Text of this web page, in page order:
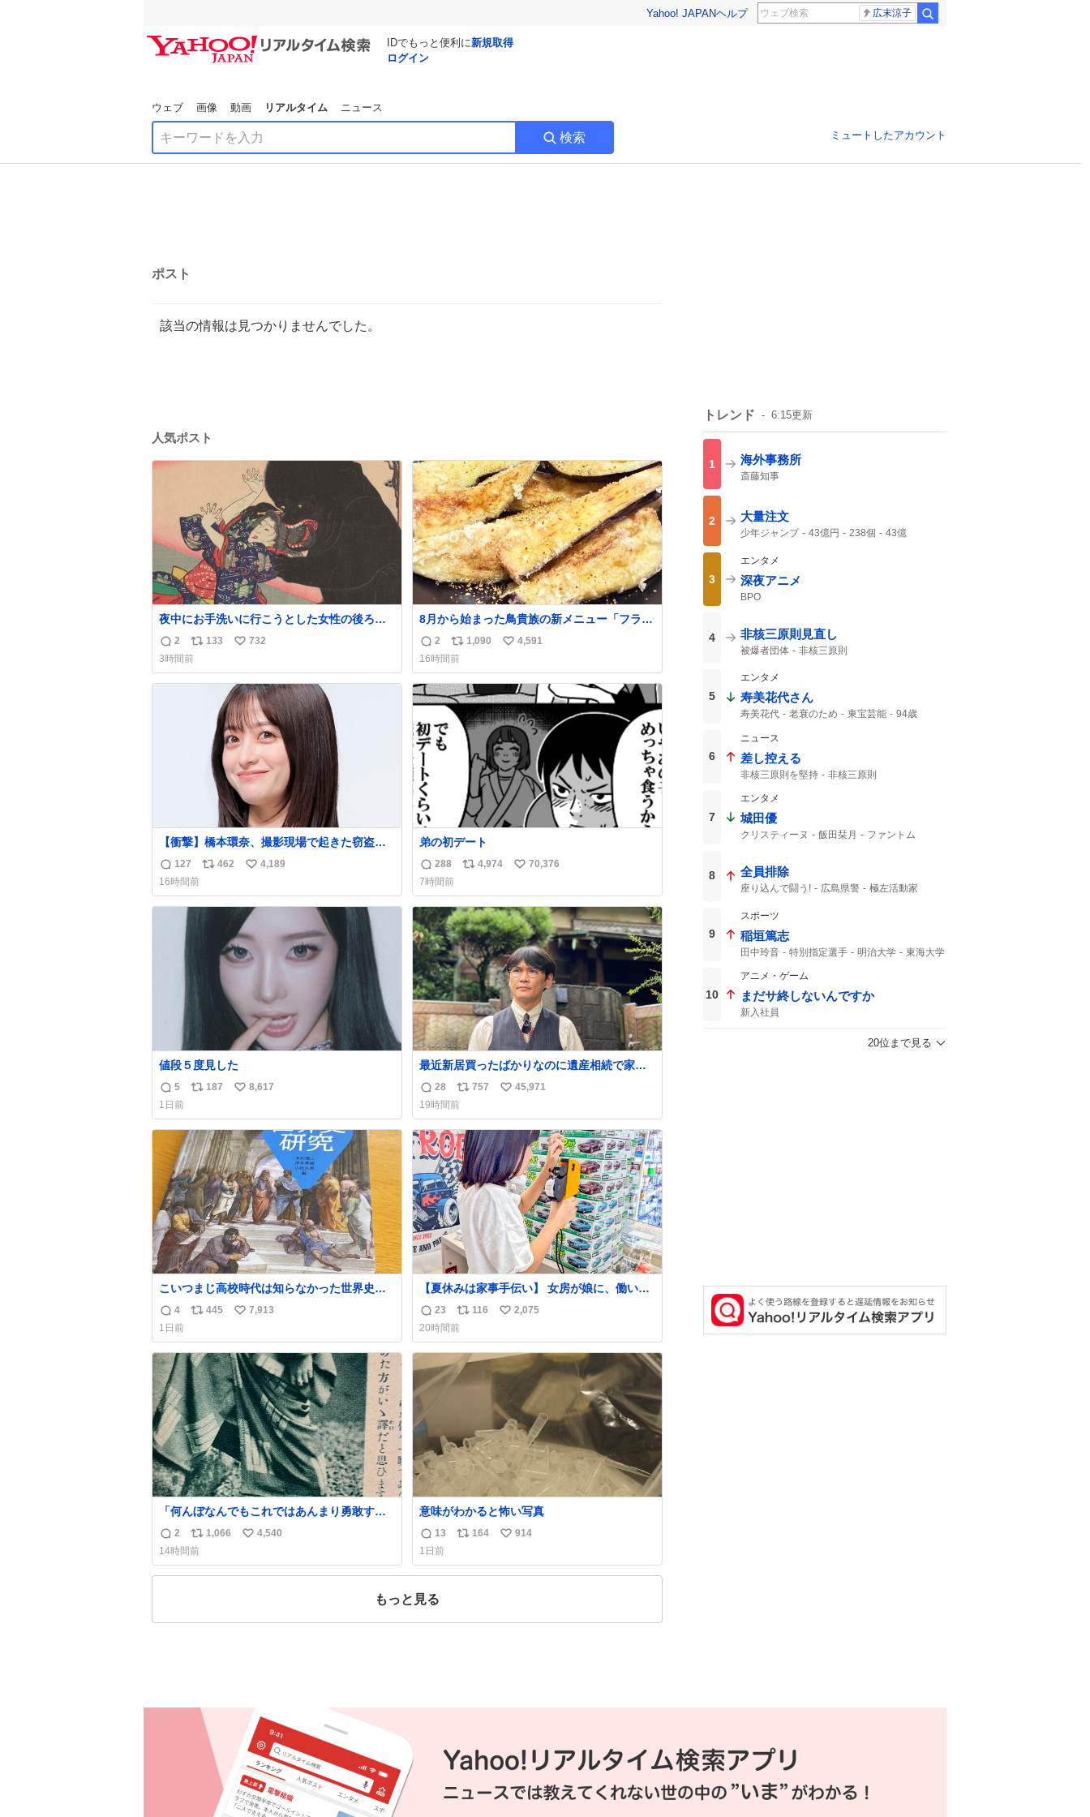
Yahoo! JAPANヘルプ 広末涼子
IDでもっと便利に新規取得
ログイン
ウェブ 画像 動画 リアルタイム ニュース
検索 ミュートしたアカウント
ポスト
該当の情報は見つかりませんでした。
人気ポスト
夜中にお手洗いに行こうとした女性の後ろに
突如現れ、髪の毛にガブリと嚙みついたの
は、「髪切」という真っ黒なモンスター。顔
をアップでみるとちょっと怖い、正体不明の
キャラクターです。原宿の太田記念美術館で
開催中の「アニマル＆モンスター」展にて
8/23まで展示しています。
返
信
数
2
リ
ポ
ス
133
い
ね
数
732
3時間前
8月から始まった鳥貴族の新メニュー「フライ
返
信
数
2
リ
ポ
ス
ト
数
1,090
い
ね
数
4,591
16時間前
【衝撃】橋本環奈、撮影現場で起きた窃盗事
件を明かす「警察が来てました」
news.livedoor.com/article/detail… 橋本は
「撮影現場で照明さんのケーブルが盗まれ
て…。廃工場とかで撮影してたんですけど。
警察が来てました」と述懐。専門家も「銅の
価値が上がってるんですよね…」と反応し
返
信
数
127
リ
ス
462
い
ね
数
4,189
16時間前
弟の初デート
返
信
数
288
リ
ス
ト
数
4,974
い
ね
数
70,376
7時間前
値段５度見した
返
信
数
5
リ
ス
ト
数
187
い
ね
数
8,617
1日前
最近新居買ったばかりなのに遺産相続で家も
らっちゃった長男
返
信
数
28
リ
ポ
ス
ト
数
757
い
ね
数
45,971
19時間前
こいつまじ高校時代は知らなかった世界史が
溢れすぎてて𝑩𝑰𝑮 𝑳𝑶𝑽𝑬＿＿
返
信
数
4
リ
ス
ト
数
445
い
ね
数
7,913
1日前
【夏休みは家事手伝い】 女房が娘に、働いた
らバイト代もらえば？と言ったら、娘は、い
らない、と言って黙々と働いてくれました。
あとでソフトクリーム買ってやろうと思いま
した。
返
信
数
23
リ
ポ
ス
ト
数
116
い
ね
数
2,075
20時間前
「何んぼなんでもこれではあんまり勇敢すぎ
ます。」 女性の立ち振る舞い指南コーナー
で、大股を「下品」や「はしたない」という
言葉を使わず「勇敢すぎます」と洒落っ気た
っぷりにたしなめる当時の言葉選びよ 勇敢す
返
信
数
2
リ
ポ
ス
1,066
い
ね
4,540
14時間前
意味がわかると怖い写真
返
信
数
13
リ
ス
164
い
ね
914
1日前
もっと見る
トレンド 6:15更新
1 海外事務所
斎藤知事
2 大量注文
少年ジャンプ 43億円 238個
43億
3
エンタメ
深夜アニメ
BPO
4 非核三原則見直し
被爆者団体 非核三原則
5
エンタメ
寿美花代さん
寿美花代 老衰のため 東宝芸能
94歳
最期の最期まで...
6
ニュース
差し控える
非核三原則を堅持
非核三原則
7
エンタメ
城田優
クリスティーヌ 飯田栞月
ファントム
8 全員排除
座り込んで闘う! 広島県警
極左活動家
9
スポーツ
稲垣篤志
田中玲音 特別指定選手 明治大学
東海大学
10
アニメ・ゲーム
まだサ終しないんですか
新入社員
20位まで見る